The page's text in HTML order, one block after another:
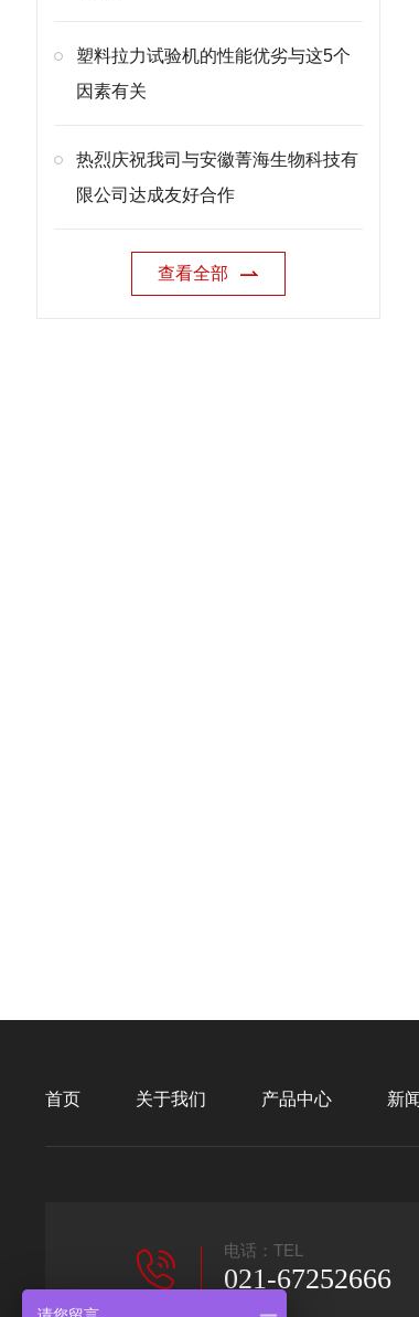
塑料拉力试验机的性能优劣与这5个
因素有关
热烈庆祝我司与安徽菁海生物科技有
限公司达成友好合作
查看全部
首页 关于我们 产品中心 新
电话：TEL
021-67252666